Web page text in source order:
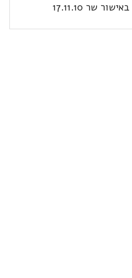
שר 17.11.10